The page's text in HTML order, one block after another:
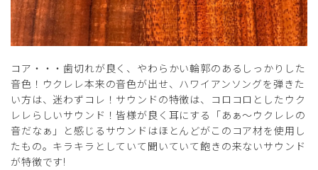
コア・・・歯切れが良く、やわらかい輪郭のあるしっかりした
音色！ウクレレ本来の音色が出せ、ハワイアンソングを弾きた
い方は、迷わずコレ！サウンドの特徴は、コロコロとしたウク
レレらしいサウンド！皆様が良く耳にする「あぁ～ウクレレの
音だなぁ」と感じるサウンドはほとんどがこのコア材を使用し
たもの。キラキラとしていて聞いていて飽きの来ないサウンド
が特徴です!